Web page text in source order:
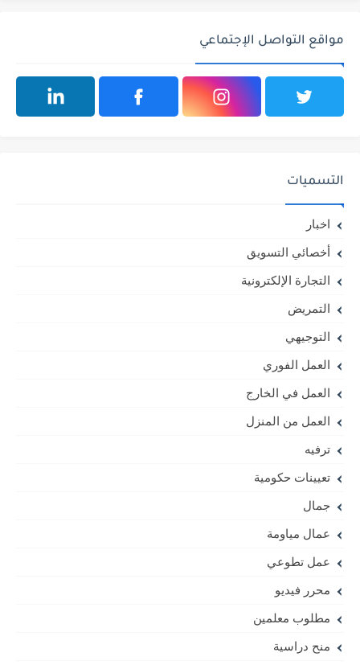
مواقع التواصل الإجتماعي
التسميات
اخبار
أخصائي التسويق
التجارة الإلكترونية
التمريض
التوجيهي
العمل الفوري
العمل في الخارج
العمل من المنزل
ترفيه
تعيينات حكومية
جمال
عمال مياومة
عمل تطوعي
محرر فيديو
مطلوب معلمين
منح دراسية